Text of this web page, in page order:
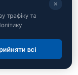
✕
трафіку та
всі